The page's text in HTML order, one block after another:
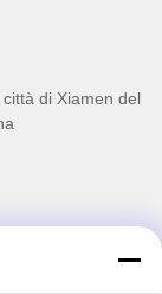
di Xiamen del